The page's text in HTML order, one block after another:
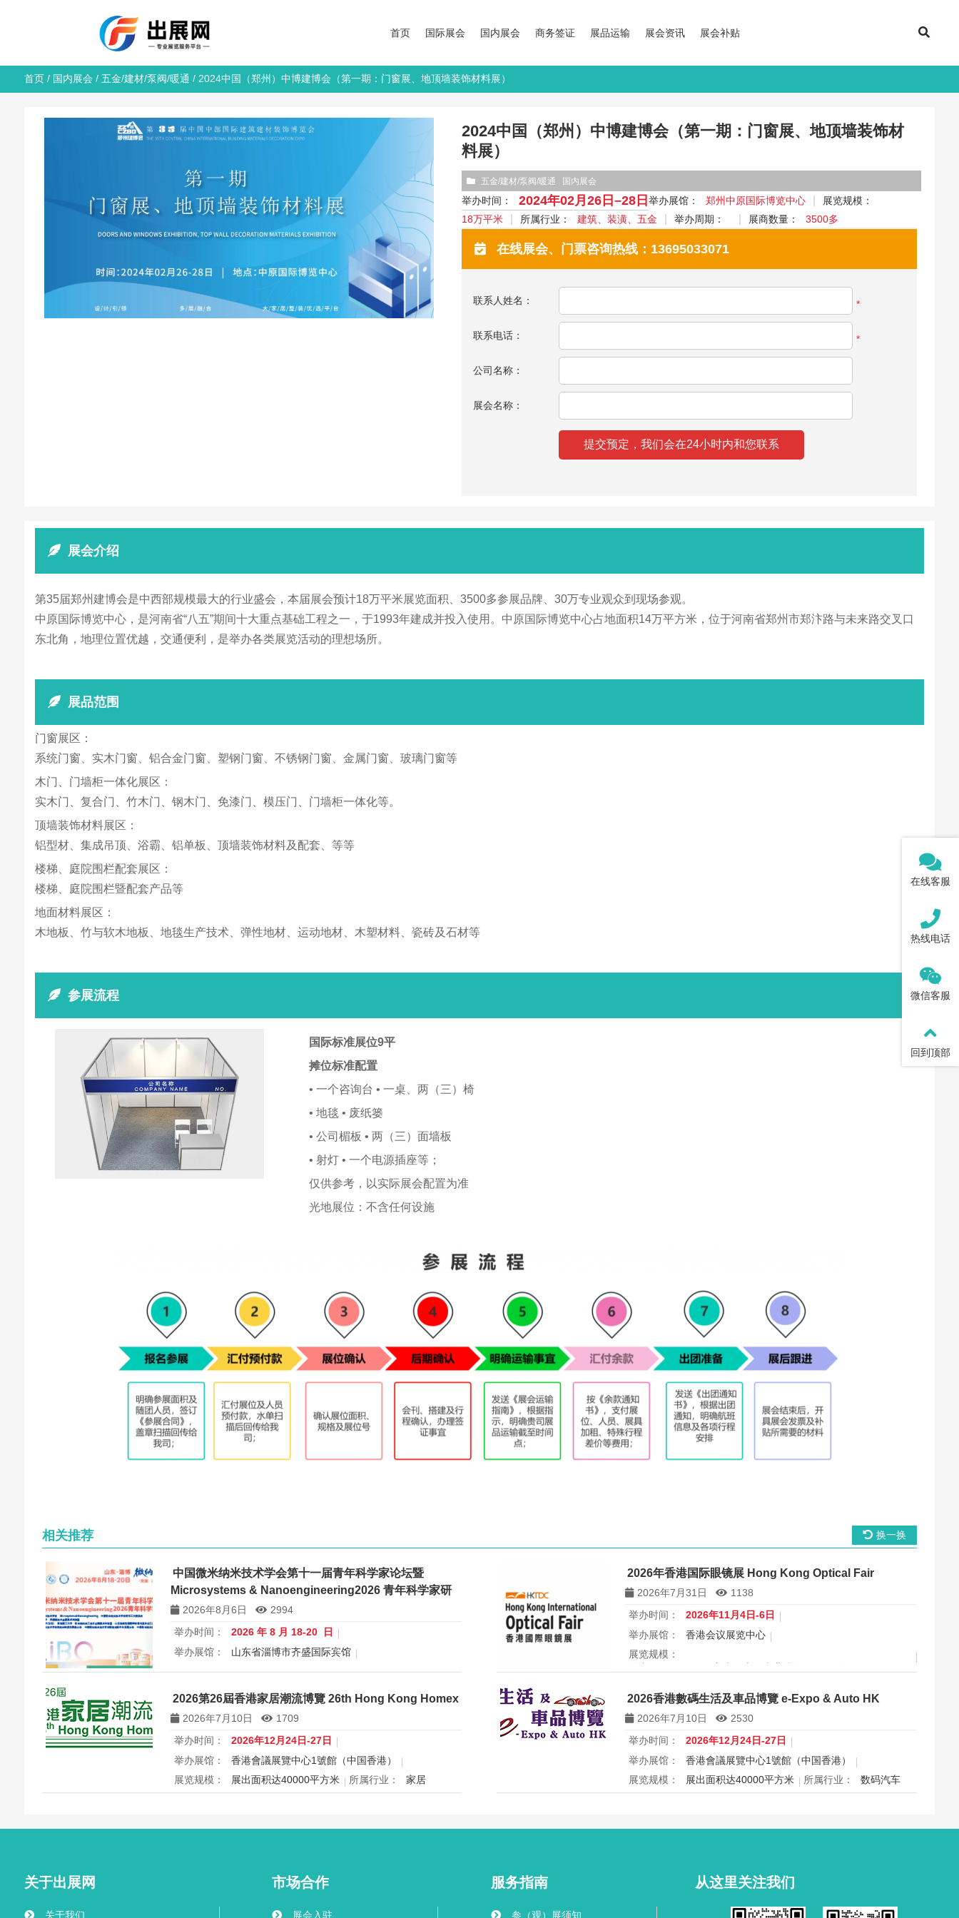
首页 国际展会 国内展会 商务签证 展品运输 展会资讯 展会补贴
首页/ 国内展会 / 五金/建材/泵阀/暖通 / 2024中国（郑州）中博建博会（第一期：门窗展、地顶墙装饰材料展）
2024中国（郑州）中博建博会（第一期：门窗展、地顶墙装饰材
料展）
五金/建材/泵阀/暖通 国内展会
举办时间： 2024年02月26日–28日举办展馆： 郑州中原国际博览中心
展览规模：
18万平米
所属行业： 建筑、装潢、五金 举办周期： 展商数量： 3500多
在线展会、门票咨询热线：13695033071
联系人姓名： *
联系电话： *
公司名称：
展会名称：
展会介绍
第35届郑州建博会是中西部规模最大的行业盛会，本届展会预计18万平米展览面积、3500多参展品牌、30万专业观众到现场参观。
中原国际博览中心，是河南省“八五”期间十大重点基础工程之一，于1993年建成并投入使用。中原国际博览中心占地面积14万平方米，位于河南省郑州市郑汴路与未来路交叉口
东北角，地理位置优越，交通便利，是举办各类展览活动的理想场所。
展品范围
门窗展区：
系统门窗、实木门窗、铝合金门窗、塑钢门窗、不锈钢门窗、金属门窗、玻璃门窗等
木门、门墙柜一体化展区：
实木门、复合门、竹木门、钢木门、免漆门、模压门、门墙柜一体化等。
顶墙装饰材料展区：
铝型材、集成吊顶、浴霸、铝单板、顶墙装饰材料及配套、等等
楼梯、庭院围栏配套展区：
楼梯、庭院围栏暨配套产品等
地面材料展区：
木地板、竹与软木地板、地毯生产技术、弹性地材、运动地材、木塑材料、瓷砖及石材等
参展流程
国际标准展位9平
摊位标准配置
• 一个咨询台 • 一桌、两（三）椅
• 地毯 • 废纸篓
• 公司楣板 • 两（三）面墙板
• 射灯 • 一个电源插座等；
仅供参考，以实际展会配置为准
光地展位：不含任何设施
相关推荐 换一换
中国微米纳米技术学会第十一届青年科学家论坛暨
Microsystems & Nanoengineering2026 青年科学家研
讨会2026年8月6日
2994
举办时间：
2026 年 8 月 18-20 日
举办展馆：
山东省淄博市齐盛国际宾馆
展览规模：
5000+平方米 所属行业：
微米纳米技术学会
中国微米纳米技术学会第十一届青年科学家论坛暨
Microsystems & Nanoengineering2026 青年科学家研讨会
2026年香港国际眼镜展 Hong Kong Optical Fair
2026年7月31日
1138
举办时间：
2026年11月4日-6日
举办展馆：
香港会议展览中心
展览规模：
办，为期三天，是亚洲最具影响力的眼镜专业展之一，并获UFI
国际认证。展会特设品牌廊、智能眼镜专区与多国展馆，汇聚全
球视光产品供应商，并配套眼镜汇演与行业论坛，为展商与买家
创造高效的跨境商贸与合作机…
2026第26屆香港家居潮流博覽 26th Hong Kong Homex
2026年7月10日
1709
举办时间：
2026年12月24日-27日
举办展馆：
香港會議展覽中心1號館（中国香港）
展览规模：
展出面积达40000平方米 所属行业：
家居
商，打造岁末一站式家居采购与灵感盛会，欢迎本地家庭与海内
2026香港數碼生活及車品博覽 e-Expo & Auto HK
2026年7月10日
2530
举办时间：
2026年12月24日-27日
举办展馆：
香港會議展覽中心1號館（中国香港）
展览规模：
展出面积达40000平方米 所属行业：
数码汽车
用品千余家展商，打造圣诞黄金档科技车品一站式采购盛会，欢
关于出展网
关于我们
市场合作
展会入驻
服务指南
参（观）展须知
从这里关注我们
在线客服
热线电话
微信客服
回到顶部